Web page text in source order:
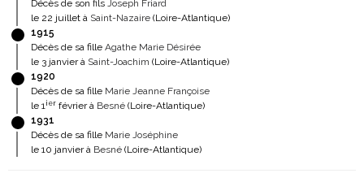
Décès de son fils Joseph Friard
le 22 juillet à Saint-Nazaire (Loire-Atlantique)
1915
Décès de sa fille Agathe Marie Désirée
le 3 janvier à Saint-Joachim (Loire-Atlantique)
1920
Décès de sa fille Marie Jeanne Françoise
le 1ier février à Besné (Loire-Atlantique)
1931
Décès de sa fille Marie Joséphine
le 10 janvier à Besné (Loire-Atlantique)